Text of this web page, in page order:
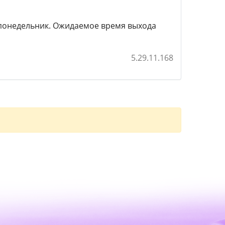
Ожидаемое время выхода
5.29.11.168